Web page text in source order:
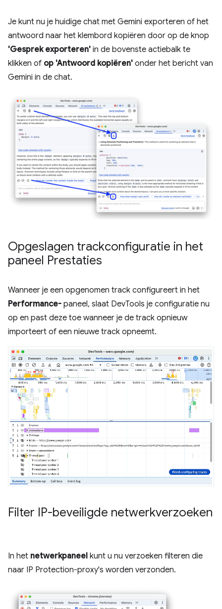
Je kunt nu je huidige chat met Gemini exporteren of het
antwoord naar het klembord kopiëren door op de knop
'Gesprek exporteren' in de bovenste actiebalk te
klikken of op 'Antwoord kopiëren' onder het bericht van
Gemini in de chat.
Opgeslagen trackconfiguratie in het
paneel Prestaties
Wanneer je een opgenomen track configureert in het
Performance- paneel, slaat DevTools je configuratie nu
op en past deze toe wanneer je de track opnieuw
importeert of een nieuwe track opneemt.
Filter IP-beveiligde netwerkverzoeken
In het netwerkpaneel kunt u nu verzoeken filteren die
naar IP Protection-proxy's worden verzonden.